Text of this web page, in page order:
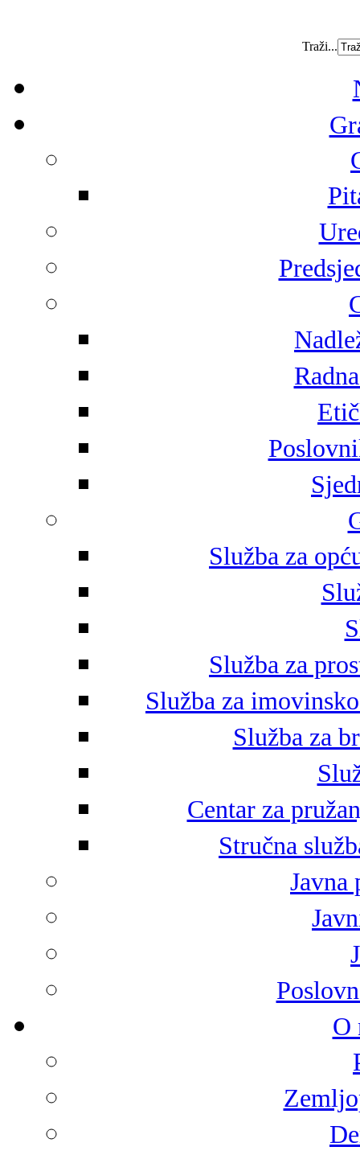
Traži...
Služba za
Služba za
Služba za
Služba za
Centar za
Stručna
Javna
O